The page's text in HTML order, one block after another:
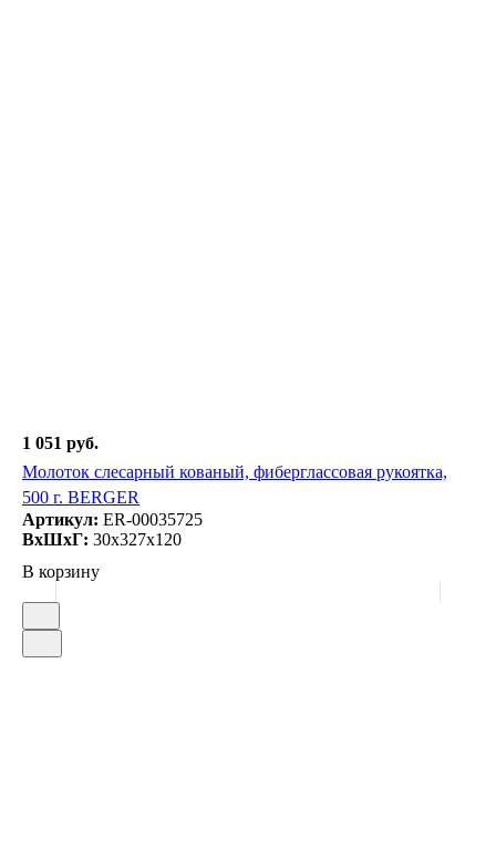
1 051 руб.
Молоток слесарный кованый, фиберглассовая рукоятка,
500 г. BERGER
Артикул: ER-00035725
ВxШxГ: 30x327x120
В корзину